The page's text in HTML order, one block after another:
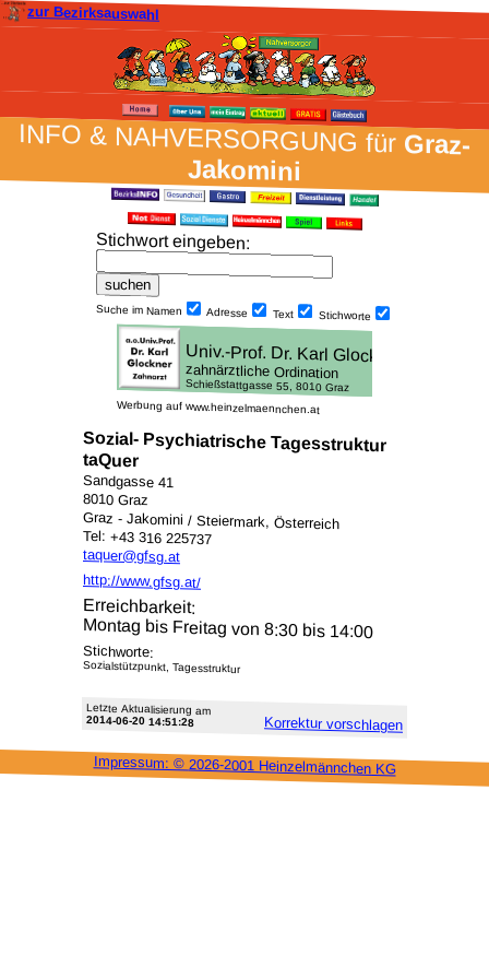
zur Bezirksauswahl
INFO & NAH­VER­SORG­UNG fürGraz-
Jakomini
Stich­wort ein­geben:
Suche im Namen Adresse Text Stich­worte
Werbung auf www.heinzelmaennchen.at
Sozial- Psychiatrische Tagesstruktur
taQuer
Sandgasse 41
8010 Graz
Graz - Jakomini / Steiermark, Österreich
Tel: +43 316 225737
taquer@gfsg.at
http://www.gfsg.at/
Erreichbarkeit:
Montag bis Freitag von 8:30 bis 14:00
Stichworte:
Sozialstützpunkt, Tagesstruktur
Letzte Aktu­alisie­rung am
2014-06-20 14:51:28 Korrektur vor­schlagen
Impressum: © 2026-2001 Heinzel­männchen KG